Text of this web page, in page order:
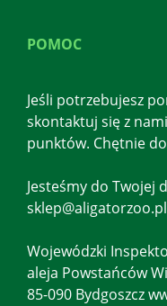
POMOC
Jeśli potrzebujesz
skontaktuj się z
punktów. Chętnie
Jesteśmy do Twojej
sklep@aligatorzoo.pl
Wojewódzki
aleja Powstańców
85-090 Bydgoszcz